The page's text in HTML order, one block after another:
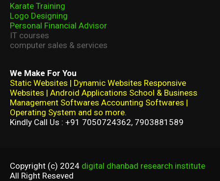
Karate Training
Logo Designing
Personal Financial Advisor
IT courses
computer sales & services
We Make For You
Static Websites | Dynamic Websites Responsive
Websites | Android Applications School & Business
Management Softwares Accounting Softwares |
Operating System and so more.
Kindly Call Us : +91 7050724362, 7903881589
Copyright (c) 2024 digital dhanbad research institute
All Right Reseved